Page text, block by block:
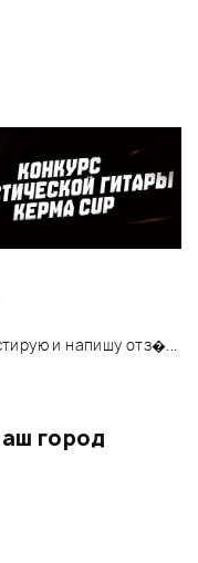
и напишу отз�...
город